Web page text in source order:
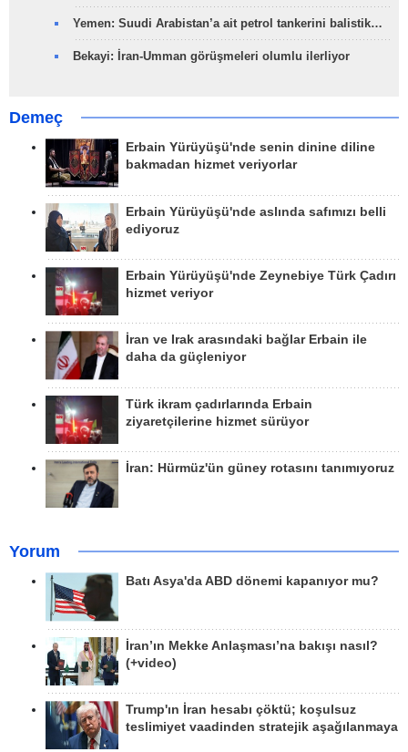
Yemen: Suudi Arabistan’a ait petrol tankerini balistik…
Bekayi: İran-Umman görüşmeleri olumlu ilerliyor
Demeç
Erbain Yürüyüşü'nde senin dinine diline
bakmadan hizmet veriyorlar
Erbain Yürüyüşü'nde aslında safımızı belli
ediyoruz
Erbain Yürüyüşü'nde Zeynebiye Türk Çadırı
hizmet veriyor
İran ve Irak arasındaki bağlar Erbain ile
daha da güçleniyor
Türk ikram çadırlarında Erbain
ziyaretçilerine hizmet sürüyor
İran: Hürmüz'ün güney rotasını tanımıyoruz
Yorum
Batı Asya'da ABD dönemi kapanıyor mu?
İran’ın Mekke Anlaşması’na bakışı nasıl?
(+video)
Trump'ın İran hesabı çöktü; koşulsuz
teslimiyet vaadinden stratejik aşağılanmaya